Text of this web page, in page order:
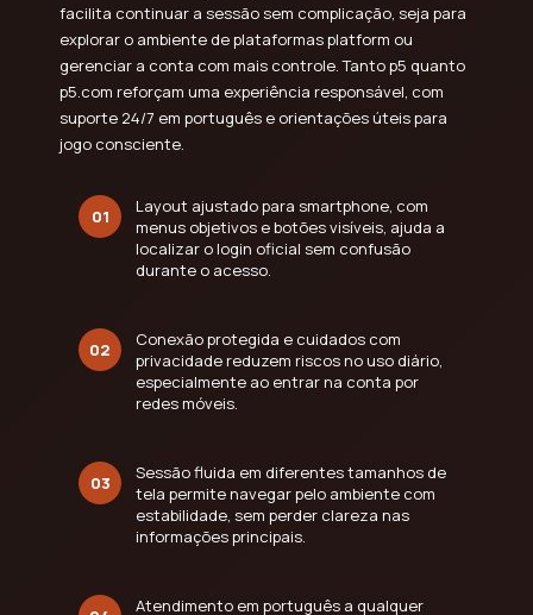
facilita continuar a sessão sem complicação, seja para
explorar o ambiente de plataformas platform ou
gerenciar a conta com mais controle. Tanto p5 quanto
p5.com reforçam uma experiência responsável, com
suporte 24/7 em português e orientações úteis para
jogo consciente.
01
Layout ajustado para smartphone, com
menus objetivos e botões visíveis, ajuda a
localizar o login oficial sem confusão
durante o acesso.
02
Conexão protegida e cuidados com
privacidade reduzem riscos no uso diário,
especialmente ao entrar na conta por
redes móveis.
03
Sessão fluida em diferentes tamanhos de
tela permite navegar pelo ambiente com
estabilidade, sem perder clareza nas
informações principais.
Atendimento em português a qualquer